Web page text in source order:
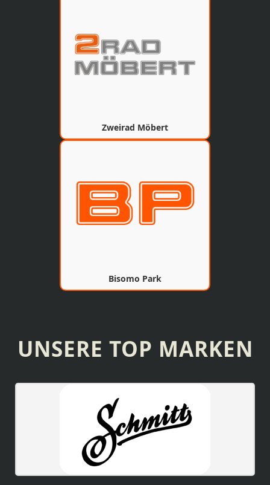
Zweirad Möbert
Bisomo Park
UNSERE TOP MARKEN